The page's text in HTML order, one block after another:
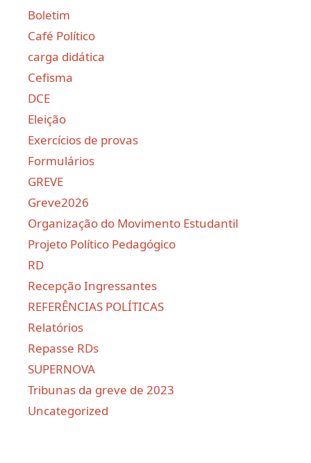
Boletim
Café Político
carga didática
Cefisma
DCE
Eleição
Exercícios de provas
Formulários
GREVE
Greve2026
Organização do Movimento Estudantil
Projeto Político Pedagógico
RD
Recepção Ingressantes
REFERÊNCIAS POLÍTICAS
Relatórios
Repasse RDs
SUPERNOVA
Tribunas da greve de 2023
Uncategorized